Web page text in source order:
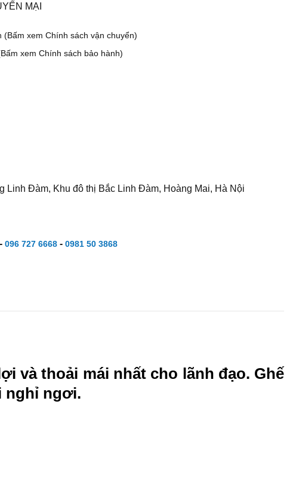
MẠI
(Bấm xem Chính sách vận chuyển)
xem Chính sách bảo hành)
Linh Đàm, Khu đô thị Bắc Linh Đàm, Hoàng Mai, Hà Nội
096 727 6668- 0981 50 3868
và thoải mái nhất cho lãnh đạo. Ghế
nghỉ ngơi.